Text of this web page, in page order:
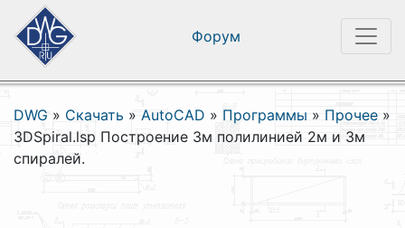
Форум
DWG » Скачать » AutoCAD » Программы » Прочее »
3DSpiral.lsp Построение 3м полилинией 2м и 3м
спиралей.